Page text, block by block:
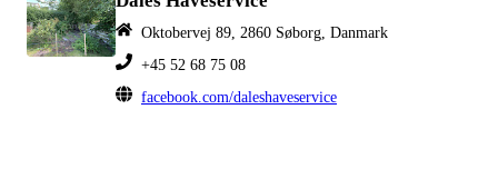
Oktobervej 89, 2860 Søborg, Danmark
+45 52 68 75 08
facebook.com/daleshaveservice